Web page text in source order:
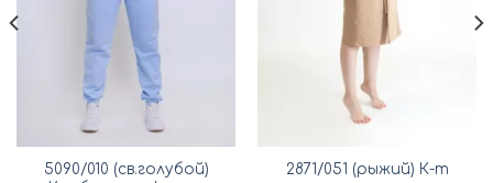
5090/010 (св.голубой)
2871/051 (рыжий) К-т